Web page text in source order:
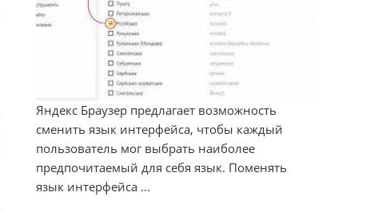
Яндекс Браузер предлагает возможность
сменить язык интерфейса, чтобы каждый
пользователь мог выбрать наиболее
предпочитаемый для себя язык. Поменять
язык интерфейса ...